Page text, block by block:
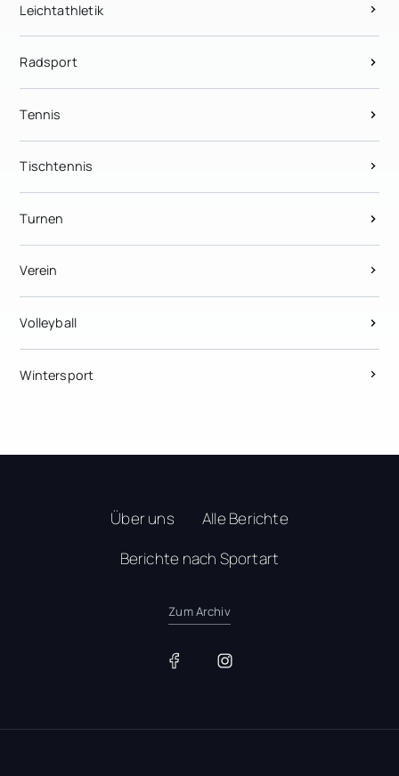
Leichtathletik
Radsport
Tennis
Tischtennis
Turnen
Verein
Volleyball
Wintersport
Über uns
Alle Berichte
Berichte nach Sportart
Zum Archiv